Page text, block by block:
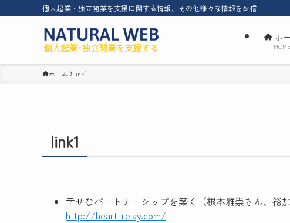
個人起業・独立開業を支援に関する情報、その他様々な情報を配信
ホ
HOME
ホーム link1
link1
幸せなパートナーシップを築く（根本雅崇さん、裕加
http://heart-relay.com/